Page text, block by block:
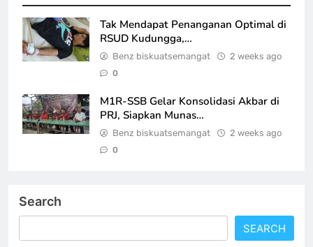
Tak Mendapat Penanganan Optimal di
RSUD Kudungga,…
Benz biskuatsemangat 2 weeks ago
0
M1R-SSB Gelar Konsolidasi Akbar di
PRJ, Siapkan Munas…
Benz biskuatsemangat 2 weeks ago
0
Search
SEARCH